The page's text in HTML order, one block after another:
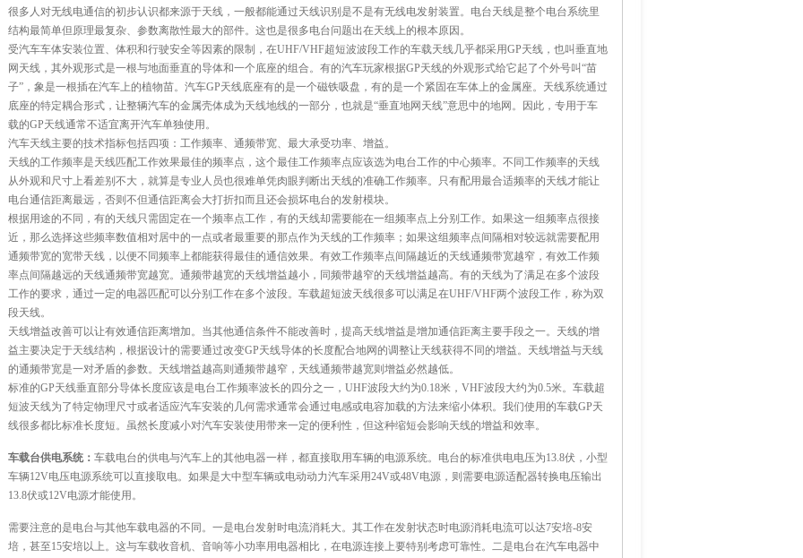
很多人对无线电通信的初步认识都来源于天线，一般都能通过天线识别是不是有无线电发射装置。电台天线是整个电台系统里
结构最简单但原理最复杂、参数离散性最大的部件。这也是很多电台问题出在天线上的根本原因。
受汽车车体安装位置、体积和行驶安全等因素的限制，在UHF/VHF超短波波段工作的车载天线几乎都采用GP天线，也叫垂直地
网天线，其外观形式是一根与地面垂直的导体和一个底座的组合。有的汽车玩家根据GP天线的外观形式给它起了个外号叫“苗
子”，象是一根插在汽车上的植物苗。汽车GP天线底座有的是一个磁铁吸盘，有的是一个紧固在车体上的金属座。天线系统通过
底座的特定耦合形式，让整辆汽车的金属壳体成为天线地线的一部分，也就是“垂直地网天线”意思中的地网。因此，专用于车
载的GP天线通常不适宜离开汽车单独使用。
汽车天线主要的技术指标包括四项：工作频率、通频带宽、最大承受功率、增益。
天线的工作频率是天线匹配工作效果最佳的频率点，这个最佳工作频率点应该选为电台工作的中心频率。不同工作频率的天线
从外观和尺寸上看差别不大，就算是专业人员也很难单凭肉眼判断出天线的准确工作频率。只有配用最合适频率的天线才能让
电台通信距离最远，否则不但通信距离会大打折扣而且还会损坏电台的发射模块。
根据用途的不同，有的天线只需固定在一个频率点工作，有的天线却需要能在一组频率点上分别工作。如果这一组频率点很接
近，那么选择这些频率数值相对居中的一点或者最重要的那点作为天线的工作频率；如果这组频率点间隔相对较远就需要配用
通频带宽的宽带天线，以便不同频率上都能获得最佳的通信效果。有效工作频率点间隔越近的天线通频带宽越窄，有效工作频
率点间隔越远的天线通频带宽越宽。通频带越宽的天线增益越小，同频带越窄的天线增益越高。有的天线为了满足在多个波段
工作的要求，通过一定的电器匹配可以分别工作在多个波段。车载超短波天线很多可以满足在UHF/VHF两个波段工作，称为双
段天线。
天线增益改善可以让有效通信距离增加。当其他通信条件不能改善时，提高天线增益是增加通信距离主要手段之一。天线的增
益主要决定于天线结构，根据设计的需要通过改变GP天线导体的长度配合地网的调整让天线获得不同的增益。天线增益与天线
的通频带宽是一对矛盾的参数。天线增益越高则通频带越窄，天线通频带越宽则增益必然越低。
标准的GP天线垂直部分导体长度应该是电台工作频率波长的四分之一，UHF波段大约为0.18米，VHF波段大约为0.5米。车载超
短波天线为了特定物理尺寸或者适应汽车安装的几何需求通常会通过电感或电容加载的方法来缩小体积。我们使用的车载GP天
线很多都比标准长度短。虽然长度减小对汽车安装使用带来一定的便利性，但这种缩短会影响天线的增益和效率。
车载台供电系统： 车载电台的供电与汽车上的其他电器一样，都直接取用车辆的电源系统。电台的标准供电电压为13.8伏，小型
车辆12V电压电源系统可以直接取电。如果是大中型车辆或电动动力汽车采用24V或48V电源，则需要电源适配器转换电压输出
13.8伏或12V电源才能使用。
需要注意的是电台与其他车载电器的不同。一是电台发射时电流消耗大。其工作在发射状态时电源消耗电流可以达7安培-8安
培，甚至15安培以上。这与车载收音机、音响等小功率用电器相比，在电源连接上要特别考虑可靠性。二是电台在汽车电器中